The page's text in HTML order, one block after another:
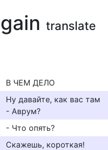
translate
В ЧЕМ ДЕЛО
Ну давайте, как вас там
- Аврум?
- Что опять?
Скажешь, короткая!